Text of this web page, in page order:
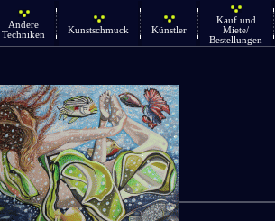
Andere
Techniken
Kunstschmuck Künstler
Kauf und
Miete/
Bestellungen